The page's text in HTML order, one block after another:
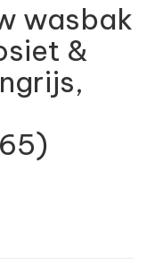
wasbak
&